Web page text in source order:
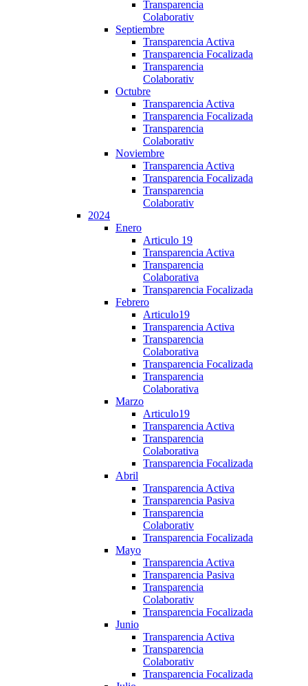
Transparencia
Colaborativ
Septiembre
Transparencia Activa
Transparencia Focalizada
Transparencia
Colaborativ
Octubre
Transparencia Activa
Transparencia Focalizada
Transparencia
Colaborativ
Noviembre
Transparencia Activa
Transparencia Focalizada
Transparencia
Colaborativ
2024
Enero
Articulo 19
Transparencia Activa
Transparencia
Colaborativa
Transparencia Focalizada
Febrero
Articulo19
Transparencia Activa
Transparencia
Colaborativa
Transparencia Focalizada
Transparencia
Colaborativa
Marzo
Articulo19
Transparencia Activa
Transparencia
Colaborativa
Transparencia Focalizada
Abril
Transparencia Activa
Transparencia Pasiva
Transparencia
Colaborativ
Transparencia Focalizada
Mayo
Transparencia Activa
Transparencia Pasiva
Transparencia
Colaborativ
Transparencia Focalizada
Junio
Transparencia Activa
Transparencia
Colaborativ
Transparencia Focalizada